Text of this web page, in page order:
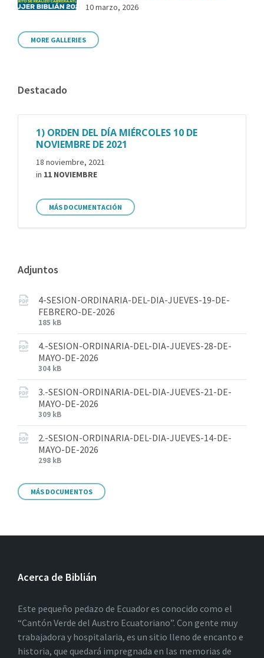
10 marzo, 2026
MORE GALLERIES
Destacado
1) ORDEN DEL DÍA MIÉRCOLES 10 DE
NOVIEMBRE DE 2021
18 noviembre, 2021
in 11 NOVIEMBRE
MÁS DOCUMENTACIÓN
Adjuntos
4-SESION-ORDINARIA-DEL-DIA-JUEVES-19-DE-
FEBRERO-DE-2026
185 kB
4.-SESION-ORDINARIA-DEL-DIA-JUEVES-28-DE-
MAYO-DE-2026
304 kB
3.-SESION-ORDINARIA-DEL-DIA-JUEVES-21-DE-
MAYO-DE-2026
309 kB
2.-SESION-ORDINARIA-DEL-DIA-JUEVES-14-DE-
MAYO-DE-2026
298 kB
MÁS DOCUMENTOS
Acerca de Biblián
Este pequeño pedazo de Ecuador es conocido como el
“Cantón Verde del Austro Ecuatoriano”. Con gente muy
trabajadora y hospitalaria, es un sitio lleno de encanto e
historia, que quedará impregnada en las memorias de